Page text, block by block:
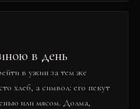
в день
в ужин за тем же
хлеб, а символ: его пекут
или мясом. Долма,